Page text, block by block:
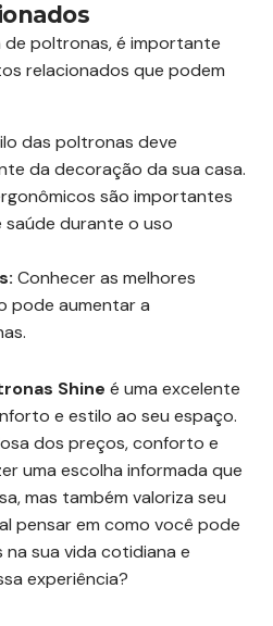
poltronas, é importante
relacionados que podem
das poltronas deve
da decoração da sua casa.
são importantes
durante o uso
Conhecer as melhores
pode aumentar a
Shine é uma excelente
e estilo ao seu espaço.
dos preços, conforto e
uma escolha informada que
mas também valoriza seu
pensar em como você pode
sua vida cotidiana e
experiência?